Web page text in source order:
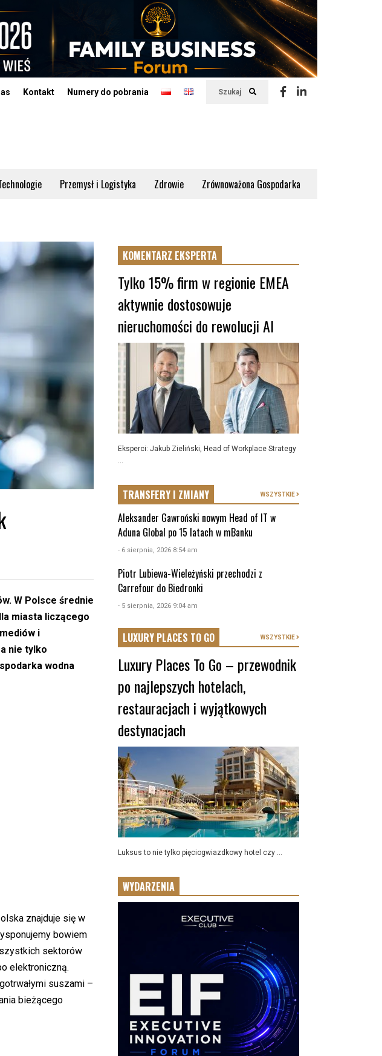
Szukaj
Kontakt Numery do pobrania
Przemysł i Logistyka Zdrowie Zrównoważona Gospodarka
W Polsce średnie
miasta liczącego
i
nie tylko
wodna
znajduje się w
bowiem
sektorów
elektroniczną.
suszami –
bieżącego
KOMENTARZ EKSPERTA
Tylko 15% firm w regionie EMEA
aktywnie dostosowuje
nieruchomości do rewolucji AI
Eksperci: Jakub Zieliński, Head of Workplace Strategy
...
TRANSFERY I ZMIANY WSZYSTKIE
Aleksander Gawroński nowym Head of IT w
Aduna Global po 15 latach w mBanku
- 6 sierpnia, 2026 8:54 am
Piotr Lubiewa-Wieleżyński przechodzi z
Carrefour do Biedronki
- 5 sierpnia, 2026 9:04 am
LUXURY PLACES TO GO WSZYSTKIE
Luxury Places To Go – przewodnik
po najlepszych hotelach,
restauracjach i wyjątkowych
destynacjach
Luksus to nie tylko pięciogwiazdkowy hotel czy ...
WYDARZENIA